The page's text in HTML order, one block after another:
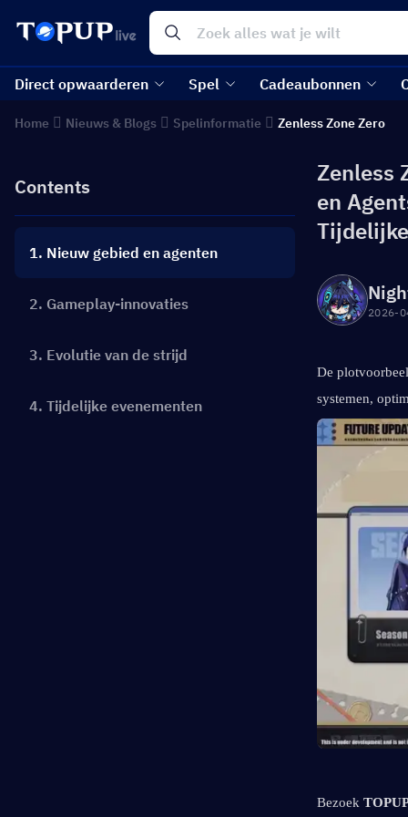
Direct opwaarderen Spel Cadeaubonnen
Home Nieuws & Blogs Spelinformatie Zenless Zone Zero
Contents
1. Nieuw gebied en agenten
2. Gameplay-innovaties
3. Evolutie van de strijd
4. Tijdelijke evenementen
Zenless
en
2026-
De
systemen,
Bezoek